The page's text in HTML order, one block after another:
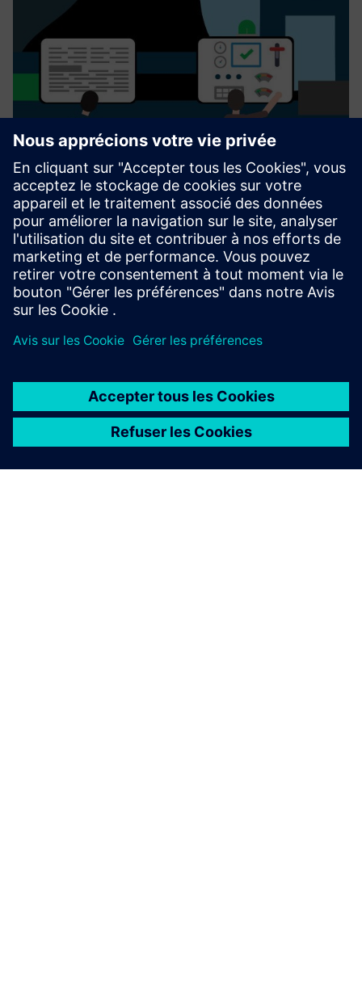
Menditect Test Automation
Menditect Test Automation (MTA) enhances the speed of
Mendix app delivery to the business by removing test
automation bottlenecks. Menditect provides a unique AI
driven “Direct Model Testing” technology for Mendix apps
En savoir plus